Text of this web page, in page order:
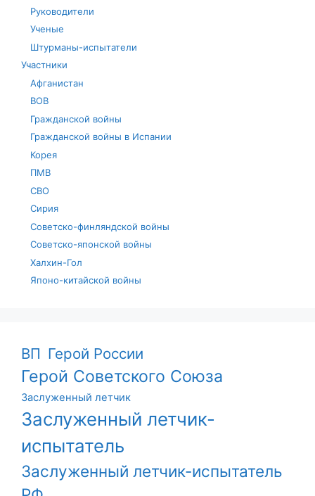
Руководители
Ученые
Штурманы-испытатели
Участники
Афганистан
ВОВ
Гражданской войны
Гражданской войны в Испании
Корея
ПМВ
СВО
Сирия
Советско-финляндской войны
Советско-японской войны
Халхин-Гол
Японо-китайской войны
ВП Герой России
Герой Советского Союза
Заслуженный летчик
Заслуженный летчик-
испытатель
Заслуженный летчик-испытатель